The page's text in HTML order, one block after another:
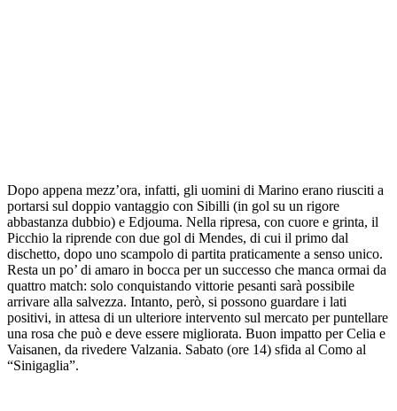
Dopo appena mezz’ora, infatti, gli uomini di Marino erano riusciti a
portarsi sul doppio vantaggio con Sibilli (in gol su un rigore
abbastanza dubbio) e Edjouma. Nella ripresa, con cuore e grinta, il
Picchio la riprende con due gol di Mendes, di cui il primo dal
dischetto, dopo uno scampolo di partita praticamente a senso unico.
Resta un po’ di amaro in bocca per un successo che manca ormai da
quattro match: solo conquistando vittorie pesanti sarà possibile
arrivare alla salvezza. Intanto, però, si possono guardare i lati
positivi, in attesa di un ulteriore intervento sul mercato per puntellare
una rosa che può e deve essere migliorata. Buon impatto per Celia e
Vaisanen, da rivedere Valzania. Sabato (ore 14) sfida al Como al
“Sinigaglia”.